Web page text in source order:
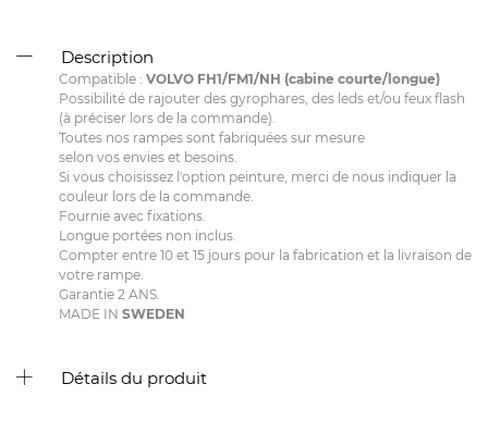
Description
Compatible : VOLVO FH1/FM1/NH (cabine courte/longue)
Possibilité de rajouter des gyrophares, des leds et/ou feux flash
(à préciser lors de la commande).
Toutes nos rampes sont fabriquées sur mesure
selon vos envies et besoins.
Si vous choisissez l'option peinture, merci de nous indiquer la
couleur lors de la commande.
Fournie avec fixations.
Longue portées non inclus.
Compter entre 10 et 15 jours pour la fabrication et la livraison de
votre rampe.
Garantie 2 ANS.
MADE IN SWEDEN
Détails du produit